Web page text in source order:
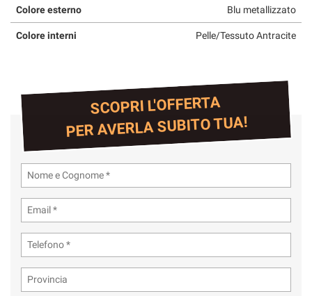
Colore esterno Blu metallizzato
Colore interni Pelle/Tessuto Antracite
SCOPRI L'OFFERTA
PER AVERLA SUBITO TUA!